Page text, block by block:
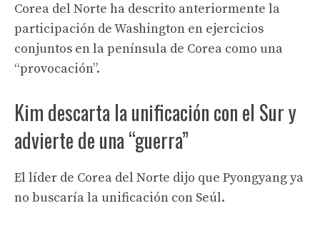
Corea del Norte ha descrito anteriormente la
participación de Washington en ejercicios
conjuntos en la península de Corea como una
“provocación”.
Kim descarta la unificación con el Sur y
advierte de una “guerra”
El líder de Corea del Norte dijo que Pyongyang ya
no buscaría la unificación con Seúl.